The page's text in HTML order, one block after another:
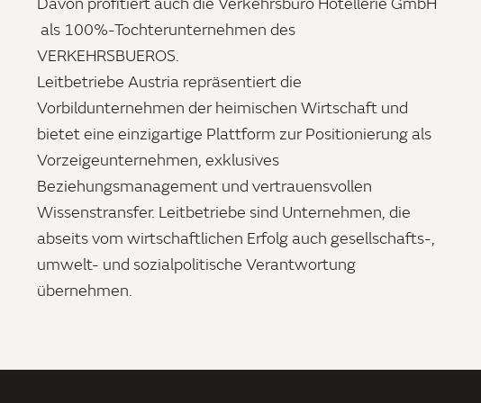
als 100%-Tochterunternehmen des
VERKEHRSBUEROS.
Leitbetriebe Austria repräsentiert die
Vorbildunternehmen der heimischen Wirtschaft und
bietet eine einzigartige Plattform zur Positionierung als
Vorzeigeunternehmen, exklusives
Beziehungsmanagement und vertrauensvollen
Wissenstransfer. Leitbetriebe sind Unternehmen, die
abseits vom wirtschaftlichen Erfolg auch gesellschafts-,
umwelt- und sozialpolitische Verantwortung
übernehmen.